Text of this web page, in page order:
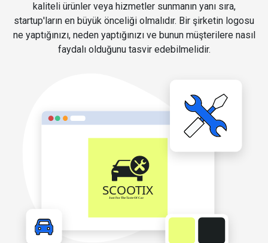
kaliteli ürünler veya hizmetler sunmanın yanı sıra,
startup'ların en büyük önceliği olmalıdır. Bir şirketin logosu
ne yaptığınızı, neden yaptığınızı ve bunun müşterilere nasıl
faydalı olduğunu tasvir edebilmelidir.